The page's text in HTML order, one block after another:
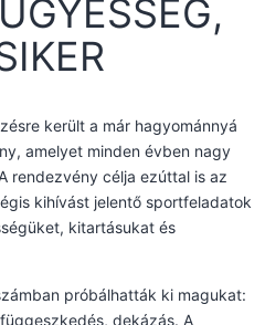
került a már hagyománnyá
amelyet minden évben nagy
rendezvény célja ezúttal is az
kihívást jelentő sportfeladatok
kitartásukat és
próbálhatták ki magukat:
dekázás. A